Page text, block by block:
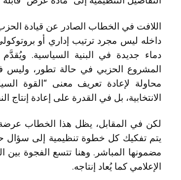
اللافت في الخطاب الصادر عن قيادة
داخله ليس مجرد ترتيب إداري أو
دماء جديدة في البنية السياسية.
المشروع الحزبي في حالة تطور،
محاولة لإعادة تعريف معنى “القوة
الانتخابية، بل في القدرة على إعادة
لكن في المقابل، يظل هذا الخطاب
يتم تفكيك كل خطوة تنظيمية إلى سؤال
مضمونها المباشر. وهنا تتسع الفجوة بين
الإعلامي كما يُعاد إنتاجه.